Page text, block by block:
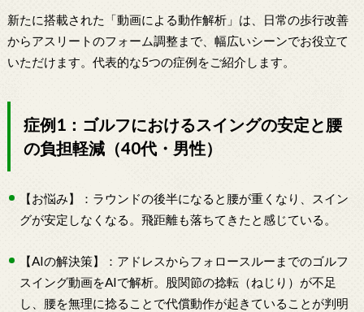
新たに搭載された「動画による動作解析」は、日常の歩行改善
からアスリートのフォーム調整まで、幅広いシーンでお役立て
いただけます。代表的な5つの症例をご紹介します。
症例1：ゴルフにおけるスイングの安定と腰
の負担軽減（40代・男性）
【お悩み】：ラウンドの後半になると腰が重くなり、スイン
グが安定しなくなる。飛距離も落ちてきたと感じている。
【AIの解決策】：アドレスからフォロースルーまでのゴルフ
スイング動画をAIで解析。股関節の捻転（ねじり）が不足
し、腰を無理に捻ることで代償動作が起きていることが判明